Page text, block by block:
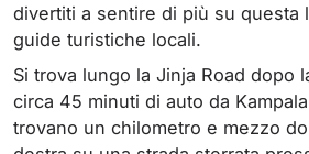
divertiti a sentire di più su questa
guide turistiche locali.
Si trova lungo la Jinja Road dopo
circa 45 minuti di auto da
trovano un chilometro e mezzo